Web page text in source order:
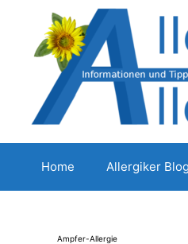
springen
Home Allergiker Blog
Ampfer-Allergie